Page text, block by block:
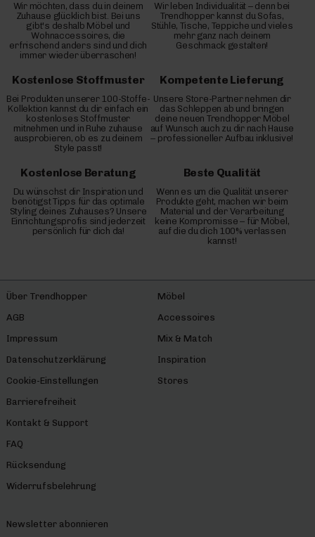
Wir möchten, dass du in deinem
Zuhause glücklich bist. Bei uns
gibt's deshalb Möbel und
Wohnaccessoires, die
erfrischend anders sind und dich
immer wieder überraschen!
Wir leben Individualität – denn bei
Trendhopper kannst du Sofas,
Stühle, Tische, Teppiche und vieles
mehr ganz nach deinem
Geschmack gestalten!
Kostenlose Stoffmuster
Bei Produkten unserer 100-Stoffe-
Kollektion kannst du dir einfach ein
kostenloses Stoffmuster
mitnehmen und in Ruhe zuhause
ausprobieren, ob es zu deinem
Style passt!
Kompetente Lieferung
Unsere Store-Partner nehmen dir
das Schleppen ab und bringen
deine neuen Trendhopper Möbel
auf Wunsch auch zu dir nach Hause
– professioneller Aufbau inklusive!
Kostenlose Beratung
Du wünschst dir Inspiration und
benötigst Tipps für das optimale
Styling deines Zuhauses? Unsere
Einrichtungsprofis sind jederzeit
persönlich für dich da!
Beste Qualität
Wenn es um die Qualität unserer
Produkte geht, machen wir beim
Material und der Verarbeitung
keine Kompromisse – für Möbel,
auf die du dich 100% verlassen
kannst!
Über Trendhopper
AGB
Impressum
Datenschutzerklärung
Cookie-Einstellungen
Barrierefreiheit
Kontakt & Support
FAQ
Rücksendung
Widerrufsbelehrung
Möbel
Accessoires
Mix & Match
Inspiration
Stores
Newsletter abonnieren